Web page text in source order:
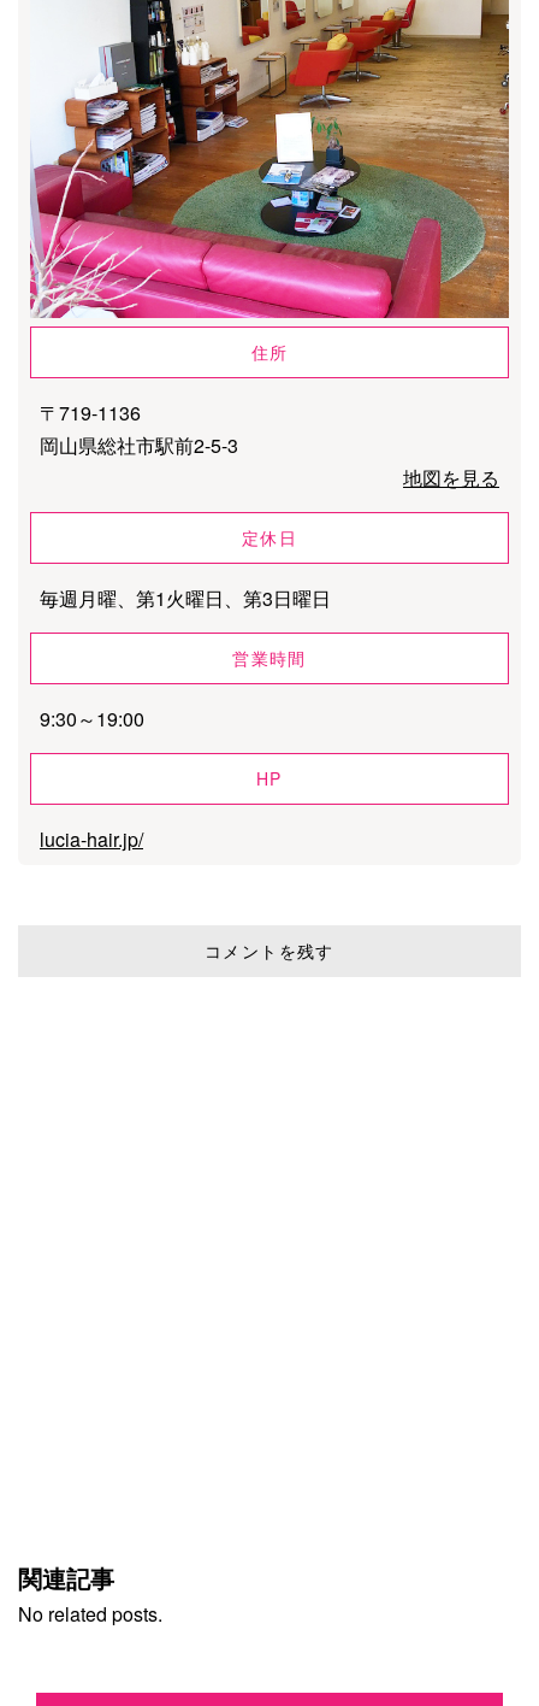
住所
〒719-1136
岡山県総社市駅前2-5-3
地図を見る
定休日
毎週月曜、第1火曜日、第3日曜日
営業時間
9:30～19:00
HP
lucia-hair.jp/
コメントを残す
関連記事
No related posts.